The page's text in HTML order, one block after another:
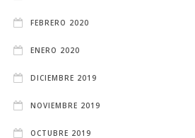
FEBRERO 2020
ENERO 2020
DICIEMBRE 2019
NOVIEMBRE 2019
OCTUBRE 2019